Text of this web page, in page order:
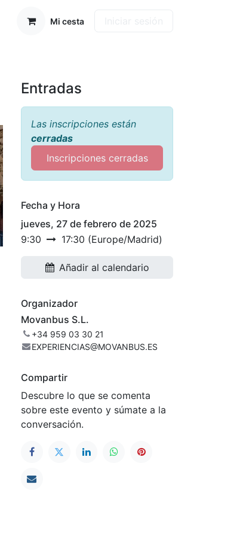
Mi cesta
Entradas
Las inscripciones están
cerradas
Inscripciones cerradas
Fecha y Hora
jueves, 27 de febrero de 2025
9:30
17:30 (Europe/Madrid)
Añadir al calendario
Organizador
Movanbus S.L.
+34 959 03 30 21
EXPERIENCIAS@MOVANBUS.ES
Compartir
Descubre lo que se comenta
sobre este evento y súmate a la
conversación.